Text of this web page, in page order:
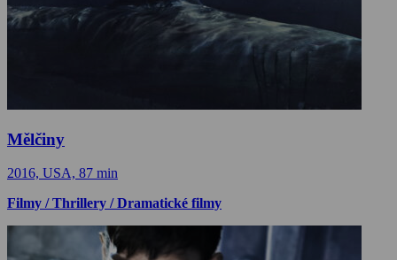
Mělčiny
2016, USA, 87 min
Filmy / Thrillery / Dramatické filmy